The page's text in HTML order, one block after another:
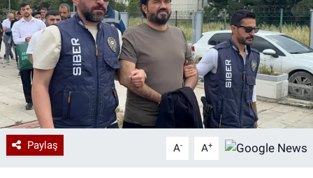
Paylaş A- A+
Erişim Bilgileri
Sağlık
Teknoloji
Ramazan